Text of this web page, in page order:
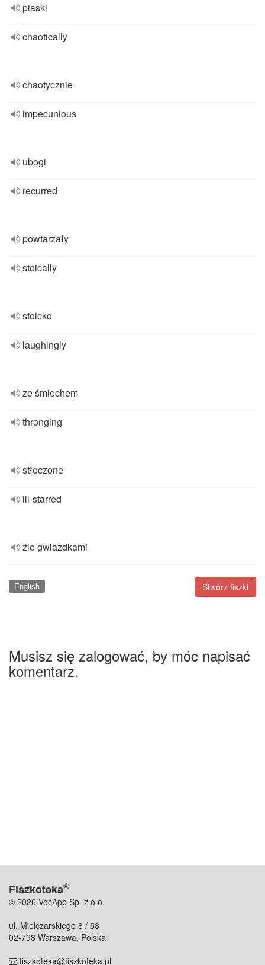
piaski
chaotically
chaotycznie
impecunious
ubogi
recurred
powtarzały
stoically
stoicko
laughingly
ze śmiechem
thronging
stłoczone
ill-starred
źle gwiazdkami
Stwórz fiszki
English
Musisz się zalogować, by móc napisać
komentarz.
Fiszkoteka®
© 2026 VocApp Sp. z o.o.
ul. Mielczarskiego 8 / 58
02-798 Warszawa, Polska
fiszkoteka@fiszkoteka.pl